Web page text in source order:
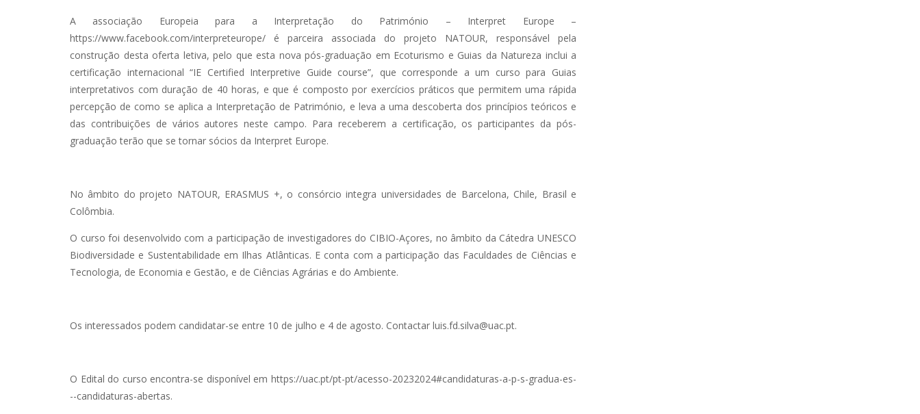
A associação Europeia para a Interpretação do Património – Interpret Europe –
https://www.facebook.com/interpreteurope/ é parceira associada do projeto NATOUR, responsável pela
construção desta oferta letiva, pelo que esta nova pós-graduação em Ecoturismo e Guias da Natureza inclui a
certificação internacional “IE Certified Interpretive Guide course”, que corresponde a um curso para Guias
interpretativos com duração de 40 horas, e que é composto por exercícios práticos que permitem uma rápida
percepção de como se aplica a Interpretação de Património, e leva a uma descoberta dos princípios teóricos e
das contribuições de vários autores neste campo. Para receberem a certificação, os participantes da pós-
graduação terão que se tornar sócios da Interpret Europe.
No âmbito do projeto NATOUR, ERASMUS +, o consórcio integra universidades de Barcelona, Chile, Brasil e
Colômbia.
O curso foi desenvolvido com a participação de investigadores do CIBIO-Açores, no âmbito da Cátedra UNESCO
Biodiversidade e Sustentabilidade em Ilhas Atlânticas. E conta com a participação das Faculdades de Ciências e
Tecnologia, de Economia e Gestão, e de Ciências Agrárias e do Ambiente.
Os interessados podem candidatar-se entre 10 de julho e 4 de agosto. Contactar luis.fd.silva@uac.pt.
O Edital do curso encontra-se disponível em https://uac.pt/pt-pt/acesso-20232024#candidaturas-a-p-s-gradua-es-
--candidaturas-abertas.